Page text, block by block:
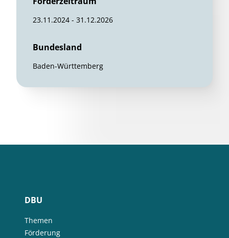
23.11.2024 - 31.12.2026
Bundesland
Baden-Württemberg
DBU
Themen
Förderung